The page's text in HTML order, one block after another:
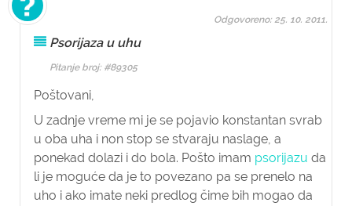
Psorijaza u uhu
Pitanje broj: #89305
Poštovani,
U zadnje vreme mi je se pojavio konstantan svrab
u oba uha i non stop se stvaraju naslage, a
ponekad dolazi i do bola. Pošto imam psorijazu da
li je moguće da je to povezano pa se prenelo na
uho i ako imate neki predlog čime bih mogao da
Odgovoreno: 25. 10. 2011.